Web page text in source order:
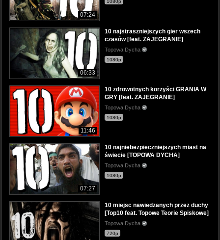
07:24
1080p
06:33
10 najstraszniejszych gier wszech
czasów [feat. ZAJEGRANIE]
Topowa Dycha
1080p
11:46
10 zdrowotnych korzyści GRANIA W
GRY [feat. ZAJEGRANIE]
Topowa Dycha
1080p
07:27
10 najniebezpieczniejszych miast na
świecie [TOPOWA DYCHA]
Topowa Dycha
1080p
10 miejsc nawiedzanych przez duchy
[Top10 feat. Topowe Teorie Spiskowe]
Topowa Dycha
720p